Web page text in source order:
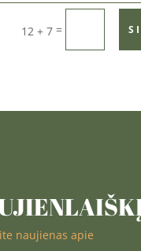
12 + 7=
naujienas apie